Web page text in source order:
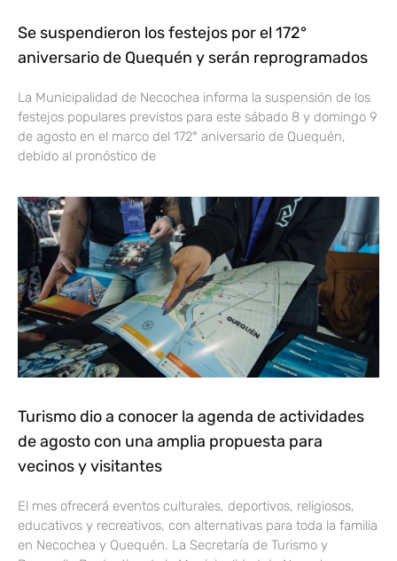
Se suspendieron los festejos por el 172°
aniversario de Quequén y serán reprogramados
La Municipalidad de Necochea informa la suspensión de los
festejos populares previstos para este sábado 8 y domingo 9
de agosto en el marco del 172° aniversario de Quequén,
debido al pronóstico de
Turismo dio a conocer la agenda de actividades
de agosto con una amplia propuesta para
vecinos y visitantes
El mes ofrecerá eventos culturales, deportivos, religiosos,
educativos y recreativos, con alternativas para toda la familia
en Necochea y Quequén. La Secretaría de Turismo y